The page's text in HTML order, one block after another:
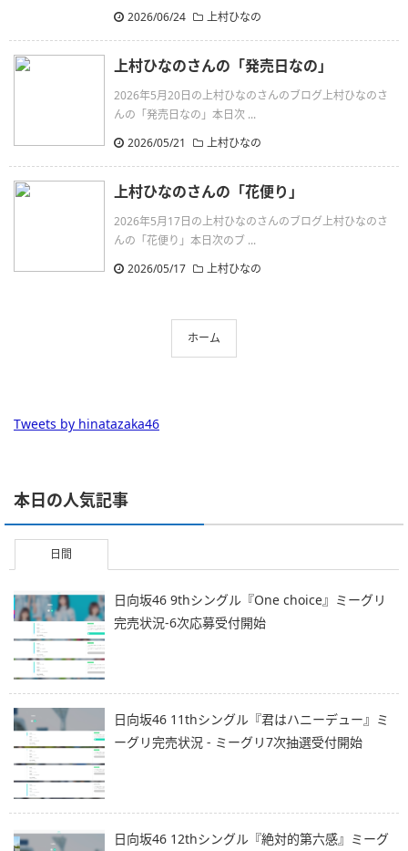
2026/06/24
上村ひなの
上村ひなのさんの「発売日なの」
2026年5月20日の上村ひなのさんのブログ上村ひなのさ
んの「発売日なの」本日次 ...
2026/05/21
上村ひなの
上村ひなのさんの「花便り」
2026年5月17日の上村ひなのさんのブログ上村ひなのさ
んの「花便り」本日次のブ ...
2026/05/17
上村ひなの
ホーム
Tweets by hinatazaka46
本日の人気記事
日間
日向坂46 9thシングル『One choice』ミーグリ
完売状況-6次応募受付開始
日向坂46 11thシングル『君はハニーデュー』ミ
ーグリ完売状況 - ミーグリ7次抽選受付開始
日向坂46 12thシングル『絶対的第六感』ミーグ